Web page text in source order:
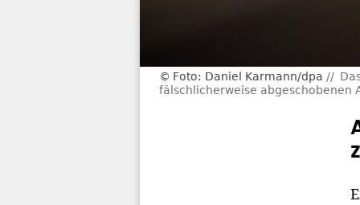
Foto: Daniel Karmann/dpa
fälschlicherweise abgeschobenen